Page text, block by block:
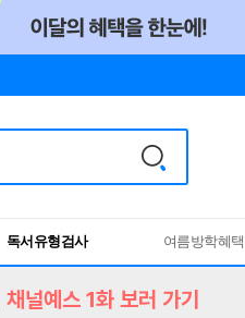
RBTI Lab
독서유형검사
여름방학혜택
채널예스 1화 보러 가기